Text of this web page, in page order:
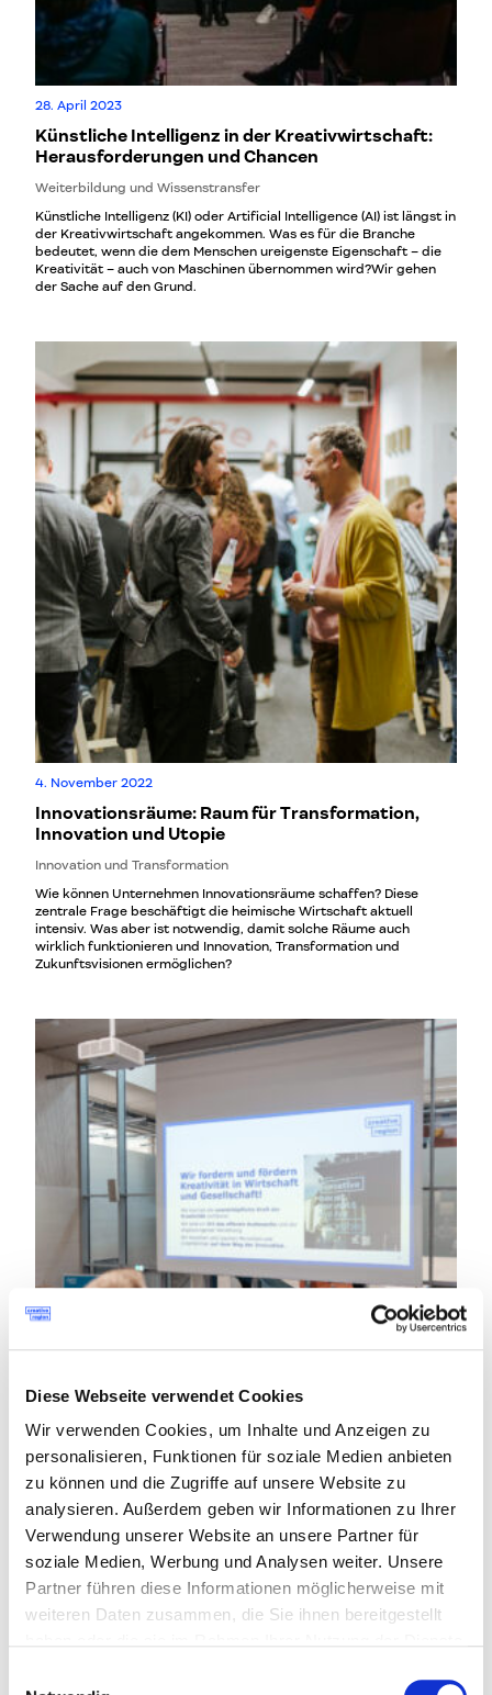
Diese Webseite verwendet Cookies
Wir verwenden Cookies, um Inhalte und Anzeigen zu
personalisieren, Funktionen für soziale Medien anbieten
zu können und die Zugriffe auf unsere Website zu
analysieren. Außerdem geben wir Informationen zu Ihrer
Verwendung unserer Website an unsere Partner für
soziale Medien, Werbung und Analysen weiter. Unsere
Partner führen diese Informationen möglicherweise mit
weiteren Daten zusammen, die Sie ihnen bereitgestellt
28. April 2023
Künstliche Intelligenz in der Kreativwirtschaft:
Herausforderungen und Chancen
Weiterbildung und Wissenstransfer
Künstliche Intelligenz (KI) oder Artificial Intelligence (AI) ist längst in
der Kreativwirtschaft angekommen. Was es für die Branche
bedeutet, wenn die dem Menschen ureigenste Eigenschaft – die
Kreativität – auch von Maschinen übernommen wird?Wir gehen
der Sache auf den Grund.
4. November 2022
Innovationsräume: Raum für Transformation,
Innovation und Utopie
Innovation und Transformation
Wie können Unternehmen Innovationsräume schaffen? Diese
zentrale Frage beschäftigt die heimische Wirtschaft aktuell
intensiv. Was aber ist notwendig, damit solche Räume auch
wirklich funktionieren und Innovation, Transformation und
Zukunftsvisionen ermöglichen?
16. September 2022
Kreislaufwirtschaft: Der Weg weg von der
Wegwerfgesellschaft
Innovation und Transformation
Circular statt linear Dass wir von der Wegwerfgesellschaft weg zu
einer nachhaltigen Lebensweise übergehen müssen, liegt schon
lange auf der Hand. Doch wie kann das überhaupt gelingen? Mit
Sicherheit durch die Veränderung unseres Konsumverhaltens.